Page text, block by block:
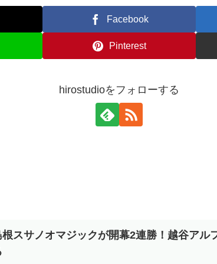
Facebook
Pinterest
hirostudioをフォローする
根スサノオマジックが開幕2連勝！越谷アル